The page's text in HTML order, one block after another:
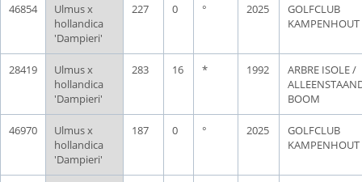
46854
Ulmus x
hollandica
'Dampieri'
227 0 ° 2025
GOLFCLUB
KAMPENHOUT
28419
Ulmus x
hollandica
'Dampieri'
283 16 * 1992
ARBRE ISOLE /
BOOM
46970
Ulmus x
hollandica
'Dampieri'
187 0 ° 2025
GOLFCLUB
KAMPENHOUT